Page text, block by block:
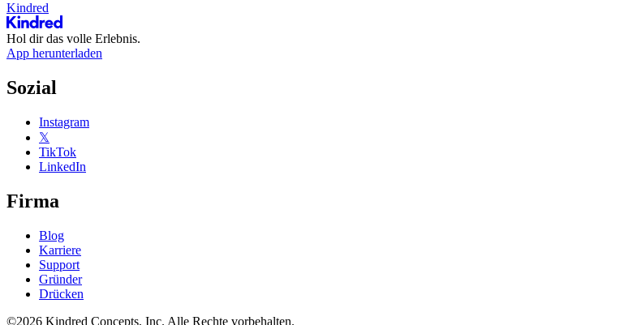
Kindred
Hol dir das volle Erlebnis.
App herunterladen
Sozial
Instagram
𝕏
TikTok
LinkedIn
Firma
Blog
Karriere
Support
Gründer
Drücken
©2026 Kindred Concepts, Inc. Alle Rechte vorbehalten.